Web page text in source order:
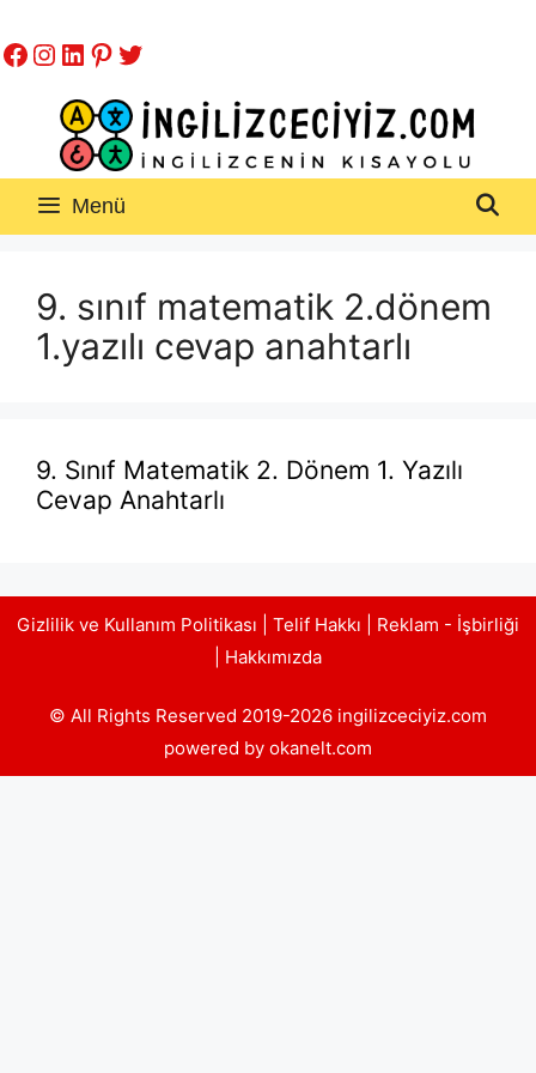
atla
Facebook
Instagram
LinkedIn
Pinterest
Twitter
Menü
9. sınıf matematik 2.dönem
1.yazılı cevap anahtarlı
9. Sınıf Matematik 2. Dönem 1. Yazılı
Cevap Anahtarlı
Gizlilik ve Kullanım Politikası Telif Hakkı
Reklam - İşbirliği
Hakkımızda
© All Rights Reserved 2019-2026 ingilizceciyiz.com
powered by okanelt.com